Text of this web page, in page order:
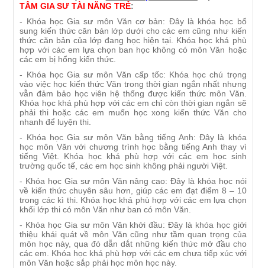
TÂM GIA SƯ TÀI NĂNG TRẺ:
- Khóa học Gia sư môn Văn cơ bản: Đây là khóa học bổ
sung kiến thức căn bản lớp dưới cho các em cũng như kiến
thức căn bản của lớp đang học hiện tại. Khóa học khá phù
hợp với các em lựa chọn ban học không có môn Văn hoặc
các em bị hổng kiến thức.
- Khóa học Gia sư môn Văn cấp tốc: Khóa học chú trọng
vào việc học kiến thức Văn trong thời gian ngắn nhất nhưng
vẫn đảm bảo học viên hệ thống được kiến thức môn Văn.
Khóa học khá phù hợp với các em chỉ còn thời gian ngắn sẽ
phải thi hoặc các em muốn học xong kiến thức Văn cho
nhanh để luyện thi.
- Khóa học Gia sư môn Văn bằng tiếng Anh: Đây là khóa
học môn Văn với chương trình học bằng tiếng Anh thay vì
tiếng Việt. Khóa học khá phù hợp với các em học sinh
trường quốc tế, các em học sinh không phải người Việt.
- Khóa học Gia sư môn Văn nâng cao: Đây là khóa học nói
về kiến thức chuyên sâu hơn, giúp các em đạt điểm 8 – 10
trong các kì thi. Khóa học khá phù hợp với các em lựa chọn
khối lớp thi có môn Văn như ban có môn Văn.
- Khóa học Gia sư môn Văn khởi đầu: Đây là khóa học giới
thiệu khái quát về môn Văn cũng như tầm quan trọng của
môn học này, qua đó dẫn dắt những kiến thức mở đầu cho
các em. Khóa học khá phù hợp với các em chưa tiếp xúc với
môn Văn hoặc sắp phải học môn học này.